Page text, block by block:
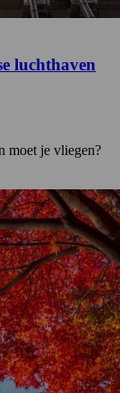
luchthaven
moet je vliegen?